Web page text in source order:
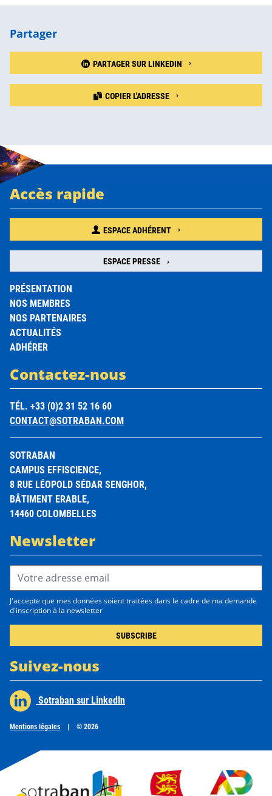
Partager
PARTAGER SUR LINKEDIN
COPIER L'ADRESSE
Accès rapide
ESPACE ADHÉRENT
ESPACE PRESSE
PRÉSENTATION
NOS MEMBRES
NOS PARTENAIRES
ACTUALITÉS
ADHÉRER
Contactez-nous
TÉL. +33 (0)2 31 52 16 60
CONTACT@SOTRABAN.COM
SOTRABAN
CAMPUS EFFISCIENCE,
8 RUE LÉOPOLD SÉDAR SENGHOR,
BÂTIMENT ERABLE,
14460 COLOMBELLES
Newsletter
Email Address*
J'accepte que mes données soient traitées dans le cadre de ma demande
d'inscription à la newsletter
Suivez-nous
Sotraban sur LinkedIn
Mentions légales | © 2026